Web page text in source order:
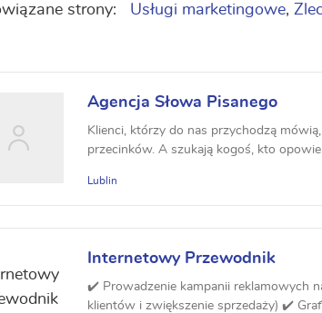
strony: Usługi marketingowe,
Agencja Słowa Pisanego
Klienci, którzy do nas przychodzą
przecinków. A szukają kogoś, kto
Lublin
Internetowy Przewodnik
✔️ Prowadzenie kampanii reklamowych
klientów i zwiększenie sprzedaży) ✔️